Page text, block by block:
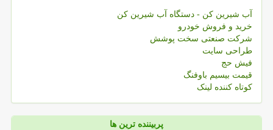
آب شیرین کن - دستگاه آب شیرین کن
خرید و فروش خودرو
شرکت صنعتی سخت پوشش
طراحی سایت
فیش حج
قیمت بیسیم باوفنگ
کوتاه کننده لینک
پربیننده ترین ها